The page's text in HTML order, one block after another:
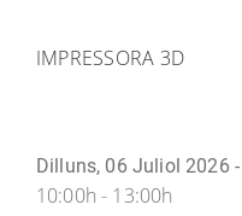
IMPRESSORA 3D
Dilluns, 06 Juliol 2026
10:00h - 13:00h